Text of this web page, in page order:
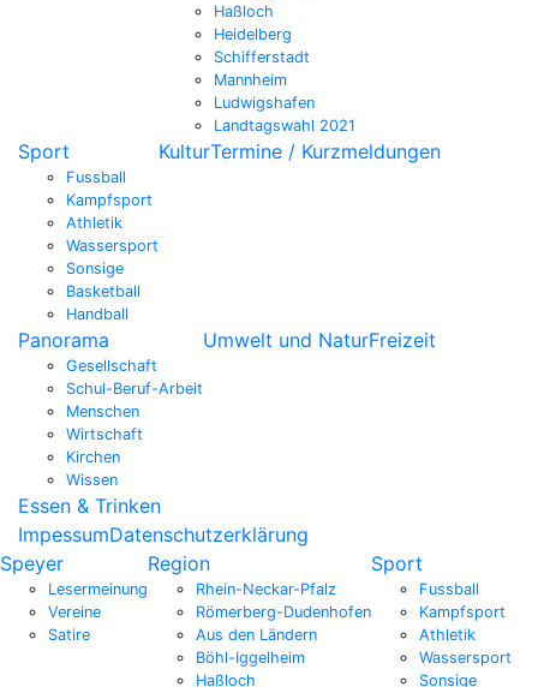
Haßloch
Heidelberg
Schifferstadt
Mannheim
Ludwigshafen
Landtagswahl 2021
Sport
Fussball
Kampfsport
Athletik
Wassersport
Sonsige
Basketball
Handball
KulturTermine / Kurzmeldungen
Panorama
Gesellschaft
Schul-Beruf-Arbeit
Menschen
Wirtschaft
Kirchen
Wissen
Umwelt und NaturFreizeit
Essen & Trinken
ImpessumDatenschutzerklärung
Speyer
Lesermeinung
Vereine
Satire
Region
Rhein-Neckar-Pfalz
Römerberg-Dudenhofen
Aus den Ländern
Böhl-Iggelheim
Haßloch
Sport
Fussball
Kampfsport
Athletik
Wassersport
Sonsige